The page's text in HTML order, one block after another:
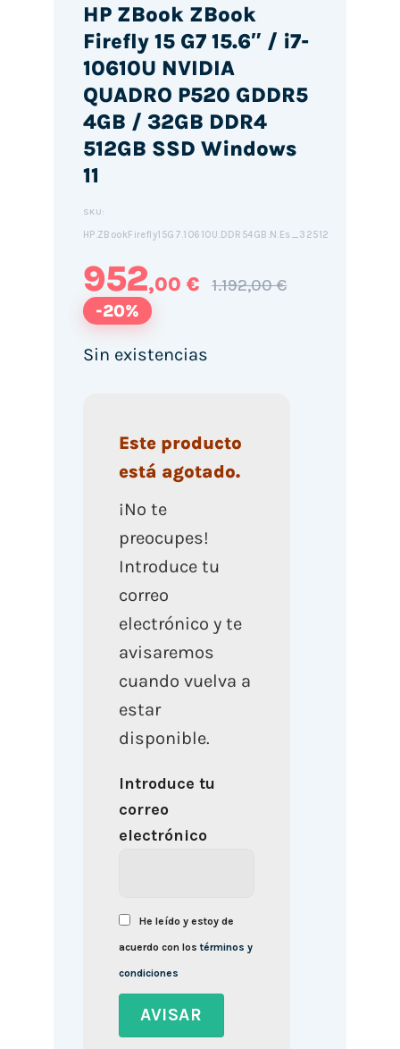
HP ZBook ZBook
Firefly 15 G7 15.6″ / i7-
10610U NVIDIA
QUADRO P520 GDDR5
4GB / 32GB DDR4
512GB SSD Windows
11
SKU:
HP.ZBookFirefly15G7.10610U.DDR54GB.N.Es_32512
952,00 € 1.192,00 €
-20%
Sin existencias
Este producto
está agotado.
¡No te
preocupes!
Introduce tu
correo
electrónico y te
avisaremos
cuando vuelva a
estar
disponible.
Introduce tu
correo
electrónico
He leído y estoy de
acuerdo con lostérminos y
condiciones